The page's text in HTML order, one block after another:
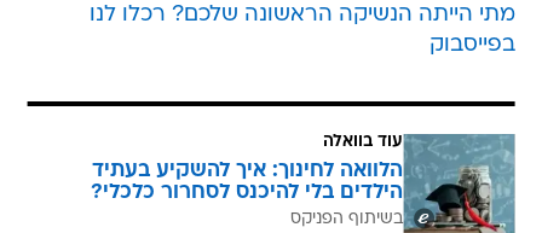
מתי הייתה הנשיקה הראשונה שלכם? רכלו לנו
בפייסבוק
עוד בוואלה
הלוואה לחינוך: איך להשקיע בעתיד
הילדים בלי להיכנס לסחרור כלכלי?
בשיתוף הפניקס